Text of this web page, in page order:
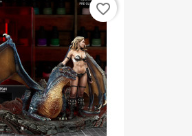
favorite_border